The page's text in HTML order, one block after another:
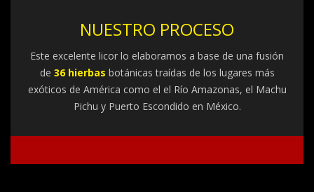
NUESTRO PROCESO
Este excelente licor lo elaboramos a base de una fusión
de 36 hierbas botánicas traídas de los lugares más
exóticos de América como el el Río Amazonas, el Machu
Pichu y Puerto Escondido en México.